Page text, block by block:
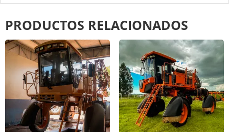
PRODUCTOS RELACIONADOS